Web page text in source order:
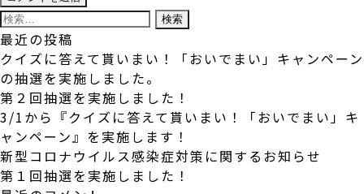
検
索:
最近の投稿
クイズに答えて貰いまい！「おいでまい」キャンペーン
の抽選を実施しました。
第２回抽選を実施しました！
3/1から『クイズに答えて貰いまい！「おいでまい」キ
ャンペーン』を実施します！
新型コロナウイルス感染症対策に関するお知らせ
第１回抽選を実施しました！